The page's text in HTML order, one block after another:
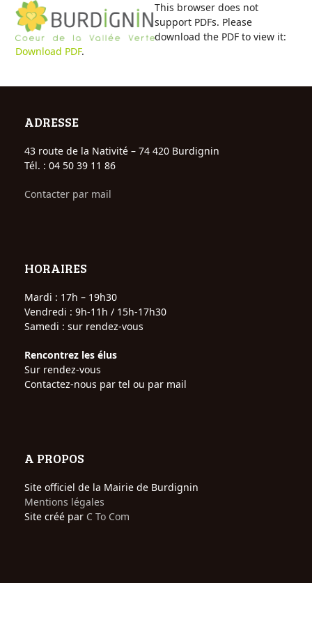
Skip
content
Open
mobile
menu
Close
mobile
menu
This browser does not
support PDFs. Please
download the PDF to view it:
Download PDF.
ADRESSE
43 route de la Nativité – 74 420 Burdignin
Tél. : 04 50 39 11 86
Contacter par mail
HORAIRES
Mardi : 17h – 19h30
Vendredi : 9h-11h / 15h-17h30
Samedi : sur rendez-vous
Rencontrez les élus
Sur rendez-vous
Contactez-nous par tel ou par mail
A PROPOS
Site officiel de la Mairie de Burdignin
Mentions légales
Site créé par C To Com